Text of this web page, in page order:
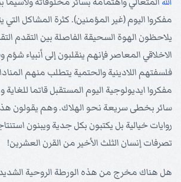
مفكروا اليوم (غير المؤمنين). كثرة المشاكل التي
يلاحظون الهوة السحيقة الفاصلة بين التقدم
الاخلاقي المعاصر فإنهم ينقلبون إلى أنبياء
فلسفتهم اللادينية والحتمية يتطلب منهم
مفكروا ايديولوجية اليوم المستقبل قاتما للغاية
سائر بخطى سريعة نحو الهلاك. وهم يقولون هذه
روايات خيالية بل يكتبون بكل جدية ويبنون
تصرفات إنسان الثلث الأخير من القرن العشرين!
هل هناك مخرج من هذه الورطة الروحية